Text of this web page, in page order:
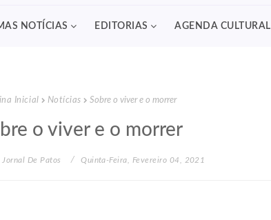
NOTÍCIAS EDITORIAS AGENDA CULTURAL
Inicial Notícias Sobre o viver e o morrer
o viver e o morrer
Jornal De Patos Quinta-Feira, Fevereiro 04, 2021